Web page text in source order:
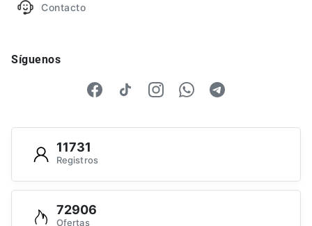
Contacto
Síguenos
11731
Registros
72906
Ofertas